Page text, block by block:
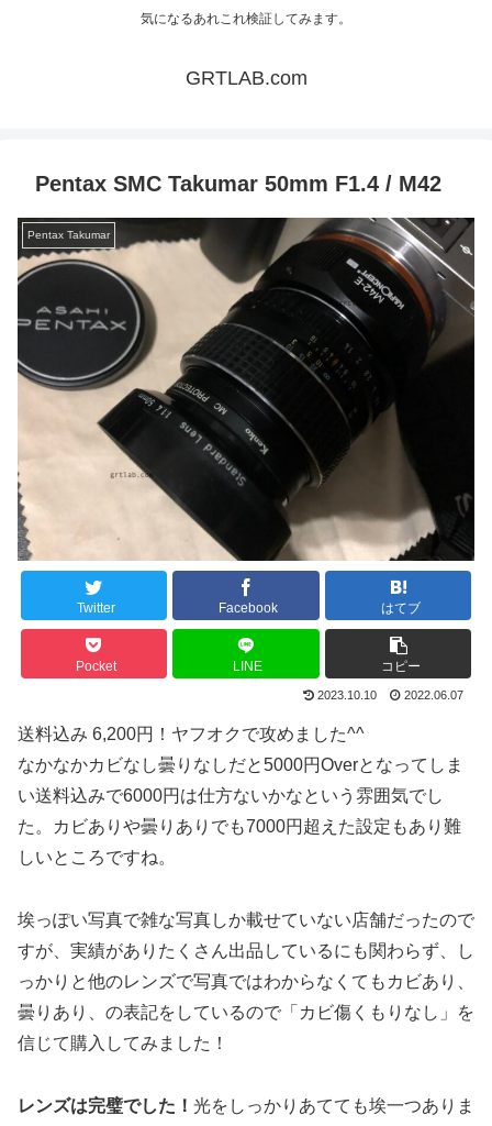
気になるあれこれ検証してみます。
GRTLAB.com
Pentax SMC Takumar 50mm F1.4 / M42
Pentax Takumar
Twitter Facebook はてブ
Pocket LINE コピー
2023.10.10 2022.06.07
送料込み 6,200円！ヤフオクで攻めました^^
なかなかカビなし曇りなしだと5000円Overとなってしま
い送料込みで6000円は仕方ないかなという雰囲気でし
た。カビありや曇りありでも7000円超えた設定もあり難
しいところですね。
埃っぽい写真で雑な写真しか載せていない店舗だったので
すが、実績がありたくさん出品しているにも関わらず、し
っかりと他のレンズで写真ではわからなくてもカビあり、
曇りあり、の表記をしているので「カビ傷くもりなし」を
信じて購入してみました！
レンズは完璧でした！ 光をしっかりあてても埃一つありま